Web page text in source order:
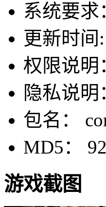
系统要求
更新时间
权限说明
隐私说明
包名：
MD5：
游戏截图